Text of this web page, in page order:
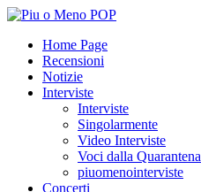
Home Page
Recensioni
Notizie
Interviste
Interviste
Singolarmente
Video Interviste
Voci dalla Quarantena
piuomenointerviste
Concerti